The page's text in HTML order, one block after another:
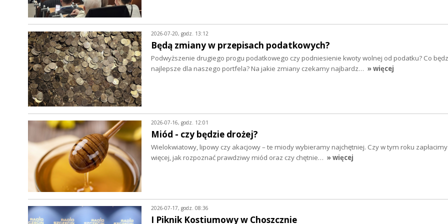
2026-07-20, godz. 13:12
Będą zmiany w przepisach podatkowych?
Podwyższenie drugiego progu podatkowego czy podniesienie kwoty wolnej od podatku? Co
najlepsze dla naszego portfela? Na jakie zmiany czekamy najbardz… » więcej
2026-07-16, godz. 12:01
Miód - czy będzie drożej?
Wielokwiatowy, lipowy czy akacjowy – te miody wybieramy najchętniej. Czy w tym roku
więcej, jak rozpoznać prawdziwy miód oraz czy chętnie… » więcej
2026-07-17, godz. 08:36
I Piknik Kostiumowy w Choszcznie